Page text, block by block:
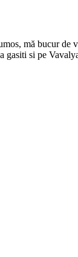
mă bucur de
si pe